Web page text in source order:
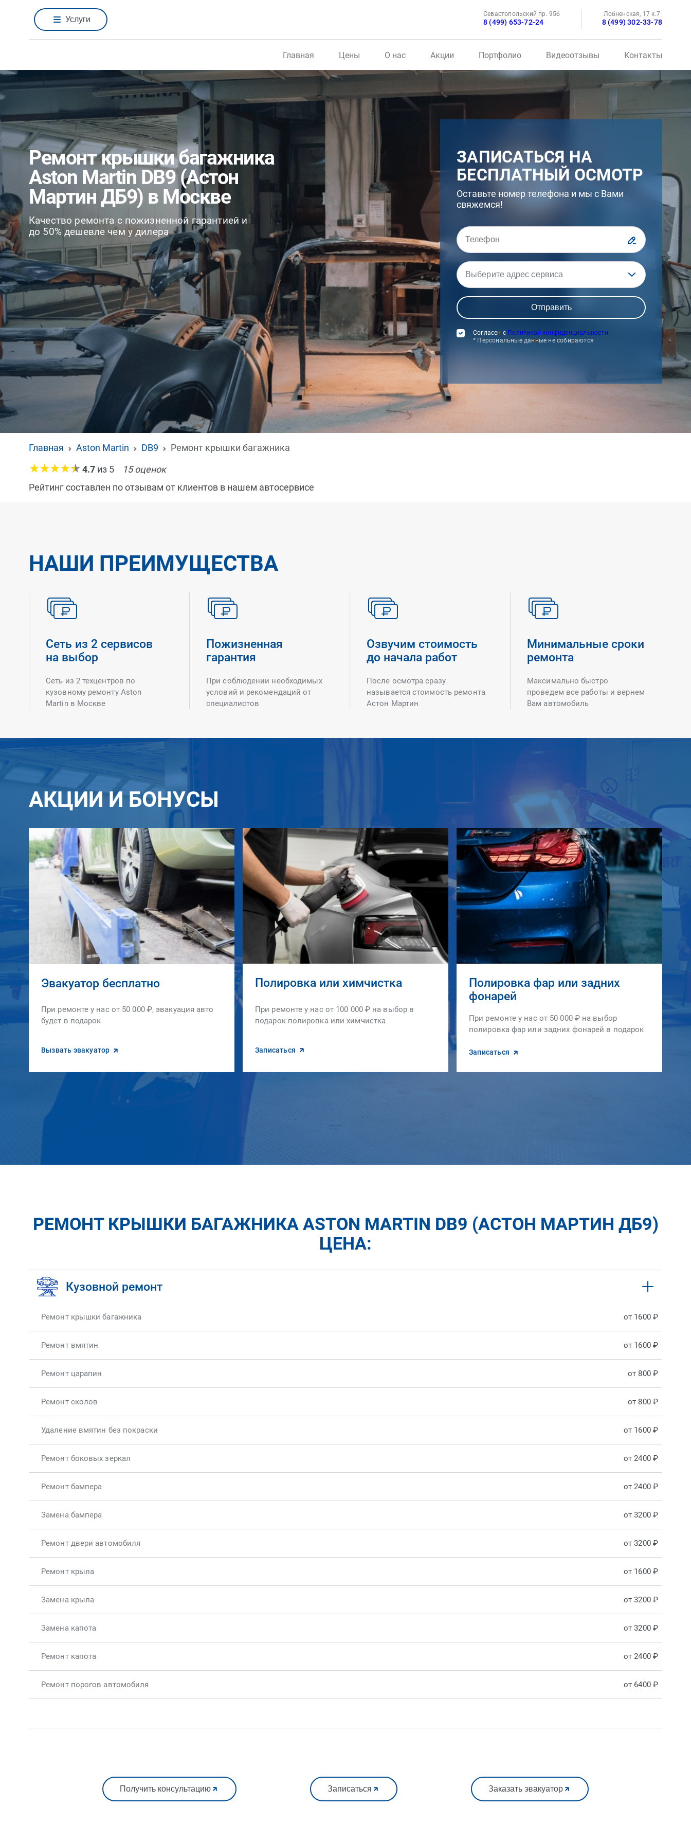
Услуги
Севастопольский пр. 95б
8 (499) 653-72-24
Лобненская, 17 к.7
8 (499) 302-33-78
Главная Цены О нас Акции Портфолио Видеоотзывы Контакты
Ремонт крышки багажника
Aston Martin DB9 (Астон
Мартин ДБ9) в Москве
Качество ремонта с пожизненной гарантией и
до 50% дешевле чем у дилера
ЗАПИСАТЬСЯ НА
БЕСПЛАТНЫЙ ОСМОТР
Оставьте номер телефона и мы с Вами
свяжемся!
Выберите адрес сервиса
Согласен с Политикой конфиденциальности
* Персональные данные не собираются
Главная Aston Martin DB9
Ремонт крышки багажника
4.7 из 5 15оценок
Рейтинг составлен по отзывам от клиентов в нашем автосервисе
НАШИ ПРЕИМУЩЕСТВА
Сеть из 2 сервисов
на выбор
Сеть из 2 техцентров по
кузовному ремонту Aston
Martin в Москве
Пожизненная
гарантия
При соблюдении необходимых
условий и рекомендаций от
специалистов
Озвучим стоимость
до начала работ
После осмотра сразу
называется стоимость ремонта
Астон Мартин
Минимальные сроки
ремонта
Максимально быстро
проведем все работы и вернем
Вам автомобиль
АКЦИИ И БОНУСЫ
Эвакуатор бесплатно
При ремонте у нас от 50 000 ₽, эвакуация авто
будет в подарок
Вызвать эвакуатор
Полировка или химчистка
При ремонте у нас от 100 000 ₽ на выбор в
подарок полировка или химчистка
Записаться
Полировка фар или задних
фонарей
При ремонте у нас от 50 000 ₽ на выбор
полировка фар или задних фонарей в подарок
Записаться
РЕМОНТ КРЫШКИ БАГАЖНИКА ASTON MARTIN DB9 (АСТОН МАРТИН ДБ9)
ЦЕНА:
Кузовной ремонт
Ремонт крышки багажника от 1600 ₽
Ремонт вмятин от 1600 ₽
Ремонт царапин от 800 ₽
Ремонт сколов от 800 ₽
Удаление вмятин без покраски от 1600 ₽
Ремонт боковых зеркал от 2400 ₽
Ремонт бампера от 2400 ₽
Замена бампера от 3200 ₽
Ремонт двери автомобиля от 3200 ₽
Ремонт крыла от 1600 ₽
Замена крыла от 3200 ₽
Замена капота от 3200 ₽
Ремонт капота от 2400 ₽
Ремонт порогов автомобиля от 6400 ₽
Получить консультацию Записаться Заказать эвакуатор